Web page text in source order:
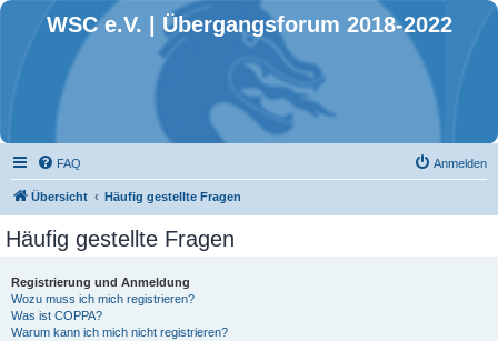
WSC e.V. | Übergangsforum 2018-2022
FAQ Anmelden
Übersicht Häufig gestellte Fragen
Häufig gestellte Fragen
Registrierung und Anmeldung
Wozu muss ich mich registrieren?
Was ist COPPA?
Warum kann ich mich nicht registrieren?